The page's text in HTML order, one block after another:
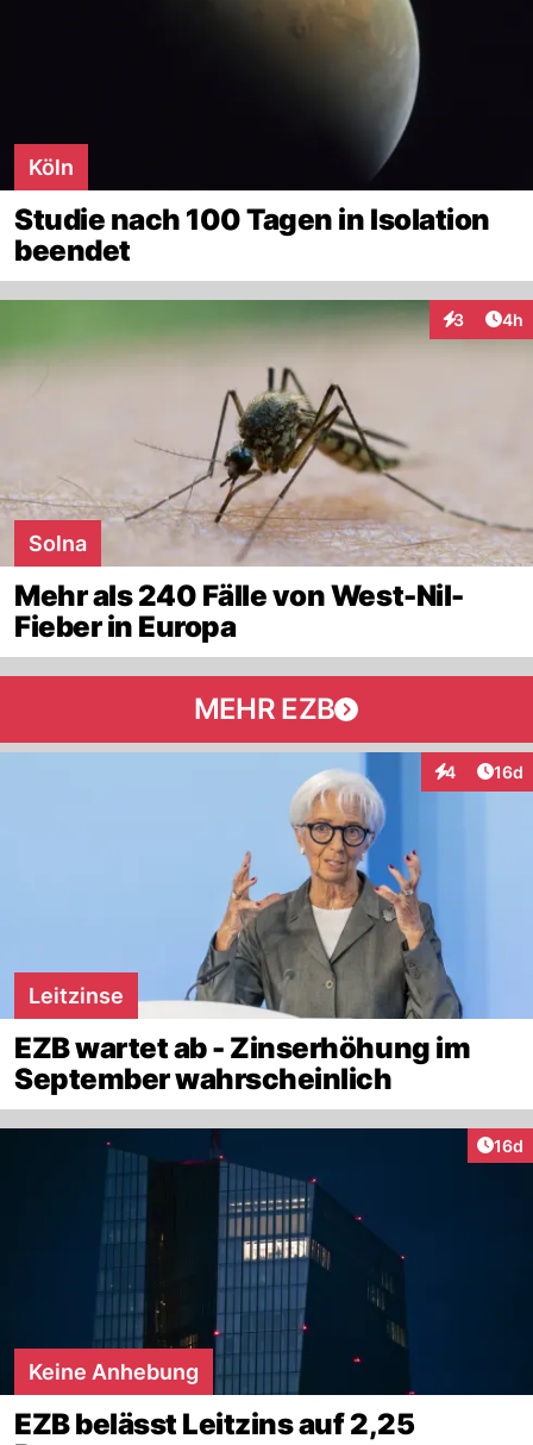
Köln
Studie nach 100 Tagen in Isolation
beendet
3 4h
Solna
Mehr als 240 Fälle von West-Nil-
Fieber in Europa
MEHR EZB
4
Interaktionen
16d
Leitzinse
EZB wartet ab - Zinserhöhung im
September wahrscheinlich
16d
Keine Anhebung
EZB belässt Leitzins auf 2,25